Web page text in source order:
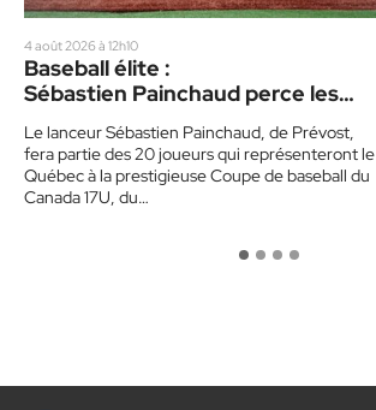
4 août 2026 à 12h10
Baseball élite :
Sébastien Painchaud perce les
Le lanceur Sébastien Painchaud, de Prévost,
fera partie des 20 joueurs qui représenteront le
Québec à la prestigieuse Coupe de baseball du
Canada 17U, du…